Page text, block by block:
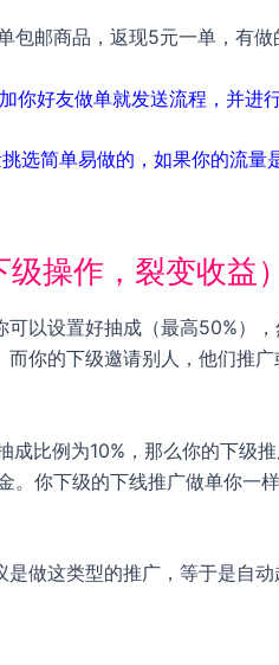
邮商品，返现5元一单，有做
好友做单就发送流程，并进
选简单易做的，如果你的流量
操作，裂变收益）
可以设置好抽成（最高50%）
你的下级邀请别人，他们推
比例为10%，那么你的下级
。你下级的下线推广做单你一
做这类型的推广，等于是自动